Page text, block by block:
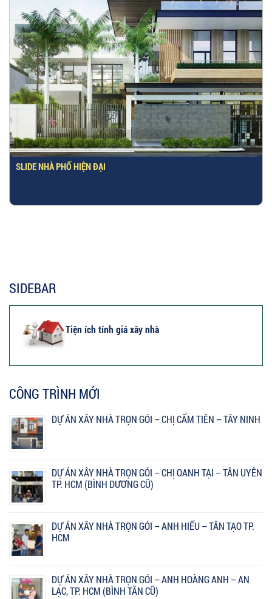
SLIDE NHÀ PHỐ HIỆN ĐẠI
SIDEBAR
Tiện ích tính giá xây nhà
CÔNG TRÌNH MỚI
DỰ ÁN XÂY NHÀ TRỌN GÓI – CHỊ CẨM TIÊN – TÂY NINH
DỰ ÁN XÂY NHÀ TRỌN GÓI – CHỊ OANH TẠI – TÂN UYÊN
TP. HCM (BÌNH DƯƠNG CŨ)
DỰ ÁN XÂY NHÀ TRỌN GÓI – ANH HIẾU – TÂN TẠO TP.
HCM
DỰ ÁN XÂY NHÀ TRỌN GÓI – ANH HOÀNG ANH – AN
LẠC, TP. HCM (BÌNH TÂN CŨ)